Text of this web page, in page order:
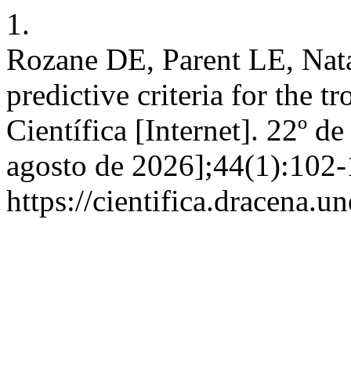
1.
Rozane DE, Parent LE,
predictive criteria for the
Científica [Internet]. 22º
agosto de
https://